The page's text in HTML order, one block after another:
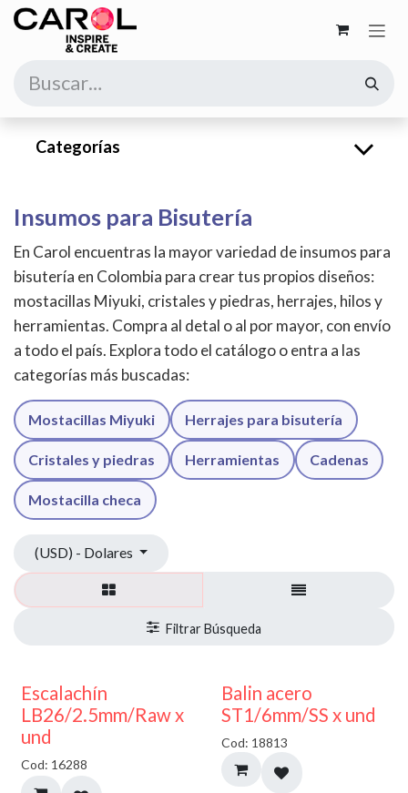
Ir al contenido
Categorías
Insumos para Bisutería
En Carol encuentras la mayor variedad de insumos para
bisutería en Colombia para crear tus propios diseños:
mostacillas Miyuki, cristales y piedras, herrajes, hilos y
herramientas. Compra al detal o al por mayor, con envío
a todo el país. Explora todo el catálogo o entra a las
categorías más buscadas:
Mostacillas Miyuki Herrajes para bisutería
Cristales y piedras Herramientas Cadenas
Mostacilla checa
(USD) - Dolares
Escalachín
LB26/2.5mm/Raw x
und
Cod: 16288 50% DESCUENTO
Balin acero
ST1/6mm/SS x und
Cod: 18813